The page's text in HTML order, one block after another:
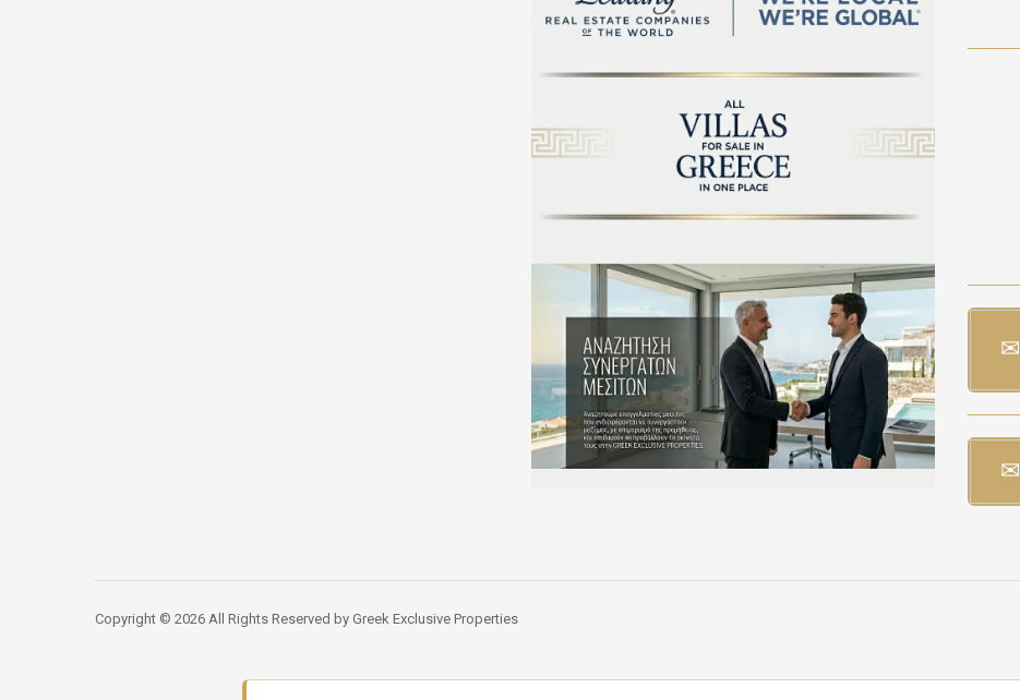
✉
✉
Copyright © 2026 All Rights Reserved by Greek Exclusive Properties